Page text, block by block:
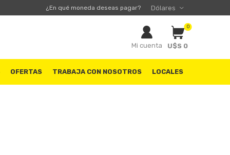
¿En qué moneda deseas pagar?
Mi cuenta
0
U$S 0
OFERTAS TRABAJA CON NOSOTROS LOCALES